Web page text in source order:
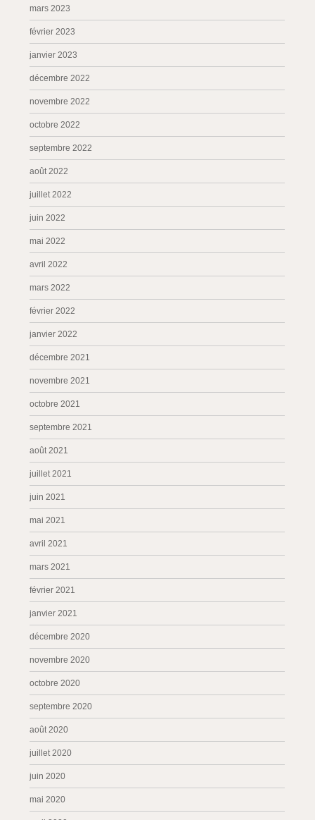
mars 2023
février 2023
janvier 2023
décembre 2022
novembre 2022
octobre 2022
septembre 2022
août 2022
juillet 2022
juin 2022
mai 2022
avril 2022
mars 2022
février 2022
janvier 2022
décembre 2021
novembre 2021
octobre 2021
septembre 2021
août 2021
juillet 2021
juin 2021
mai 2021
avril 2021
mars 2021
février 2021
janvier 2021
décembre 2020
novembre 2020
octobre 2020
septembre 2020
août 2020
juillet 2020
juin 2020
mai 2020